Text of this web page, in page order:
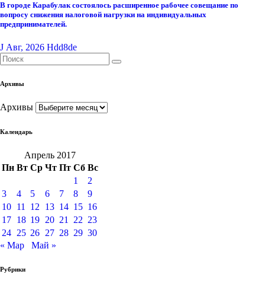
В городе Карабулак состоялось расширенное рабочее совещание по
вопросу снижения налоговой нагрузки на индивидуальных
предпринимателей.
J Авг, 2026 Hdd8de
Архивы
Архивы
Календарь
Апрель 2017
Пн Вт Ср Чт Пт Сб Вс
1
2
3
4 5 6 7 8
9
10 11 12 13 14 15 16
17 18 19 20 21 22 23
24 25 26 27 28 29 30
« Мар
Май »
Рубрики